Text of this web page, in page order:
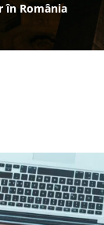
în România